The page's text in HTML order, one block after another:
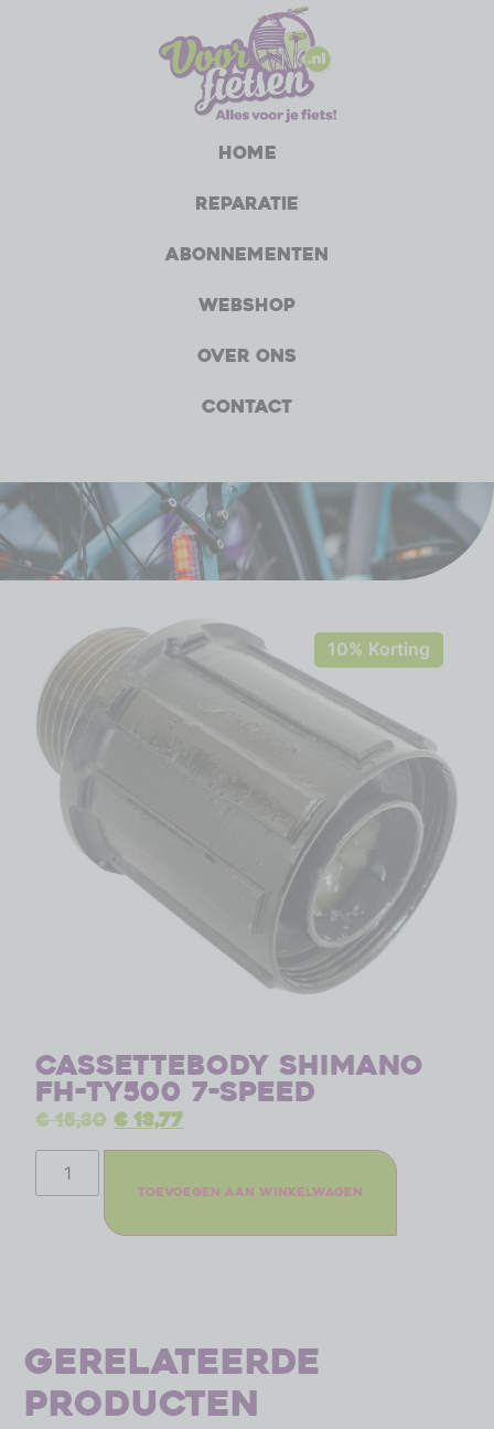
Home
Reparatie
Abonnementen
Webshop
Over ons
Contact
10% Korting
Cassettebody Shimano
FH-TY500 7-speed
€15,30 €13,77
Toevoegen aan winkelwagen
Gerelateerde
producten